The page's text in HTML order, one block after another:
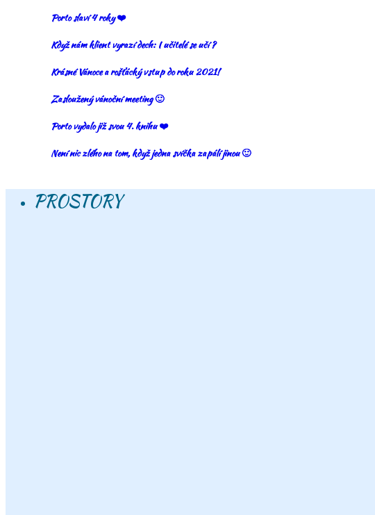
Porto slaví 4 roky ❤️
Když nám klient vyrazí dech: I učitelé se učí ?
Krásné Vánoce a rošťácký vstup do roku 2021!
Zasloužený vánoční meeting 🙂
Porto vydalo již svou 4. knihu ❤️
Není nic zlého na tom, když jedna svíčka zapálí jinou 🙂
PROSTORY